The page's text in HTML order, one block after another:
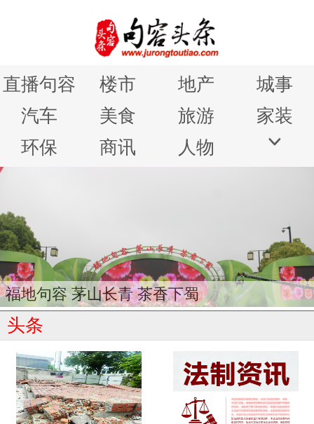
直播句容 楼市 地产
城事
汽车
美食 旅游
家装
环保
商讯 人物
句容圆梦行动颁奖仪式
头条